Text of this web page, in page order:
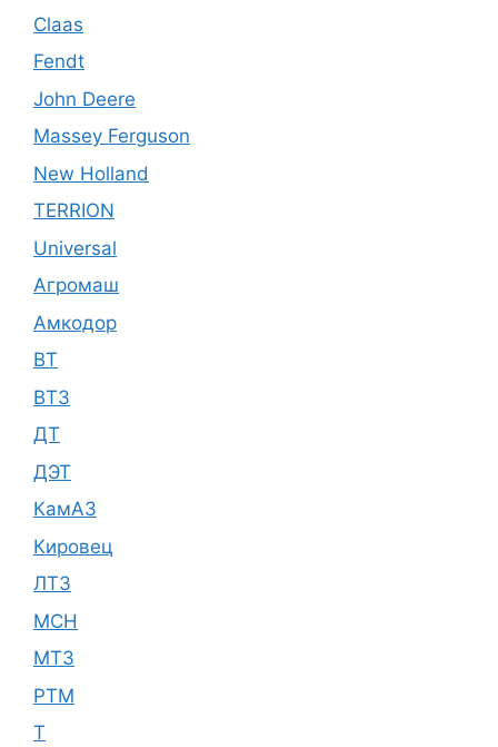
Claas
Fendt
John Deere
Massey Ferguson
New Holland
TERRION
Universal
Агромаш
Амкодор
ВТ
ВТЗ
ДТ
ДЭТ
КамАЗ
Кировец
ЛТЗ
МСН
МТЗ
РТМ
Т